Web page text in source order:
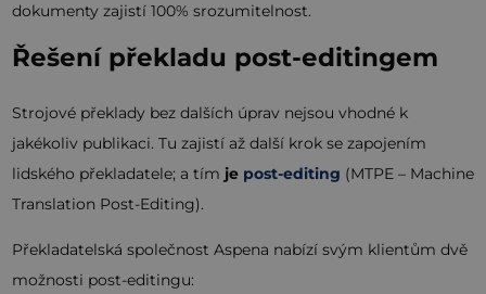
dokumenty zajistí 100% srozumitelnost.
Řešení překladu post-editingem
Strojové překlady bez dalších úprav nejsou vhodné k
jakékoliv publikaci. Tu zajistí až další krok se zapojením
lidského překladatele; a tím je post-editing (MTPE – Machine
Translation Post-Editing).
Překladatelská společnost Aspena nabízí svým klientům dvě
možnosti post-editingu: